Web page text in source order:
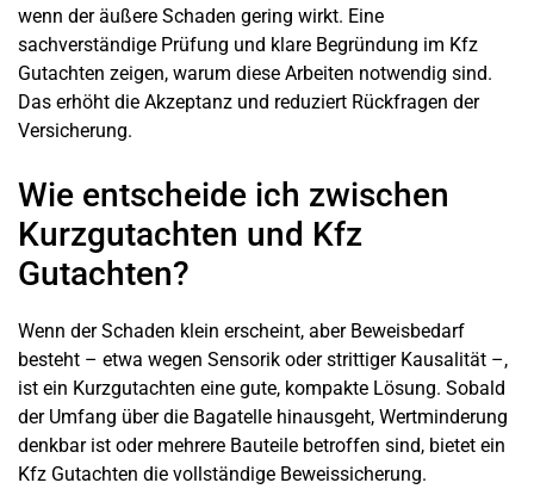
wenn der äußere Schaden gering wirkt. Eine
sachverständige Prüfung und klare Begründung im Kfz
Gutachten zeigen, warum diese Arbeiten notwendig sind.
Das erhöht die Akzeptanz und reduziert Rückfragen der
Versicherung.
Wie entscheide ich zwischen
Kurzgutachten und Kfz
Gutachten?
Wenn der Schaden klein erscheint, aber Beweisbedarf
besteht – etwa wegen Sensorik oder strittiger Kausalität –,
ist ein Kurzgutachten eine gute, kompakte Lösung. Sobald
der Umfang über die Bagatelle hinausgeht, Wertminderung
denkbar ist oder mehrere Bauteile betroffen sind, bietet ein
Kfz Gutachten die vollständige Beweissicherung.